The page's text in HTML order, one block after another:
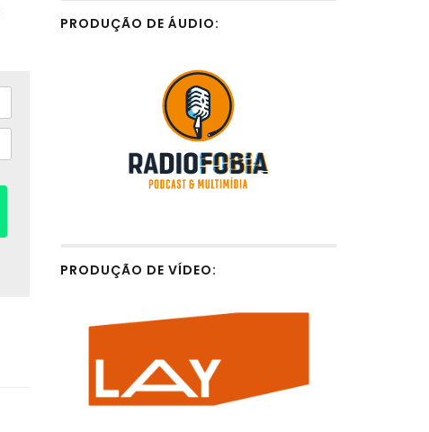
PRODUÇÃO DE ÁUDIO:
PRODUÇÃO DE VÍDEO: